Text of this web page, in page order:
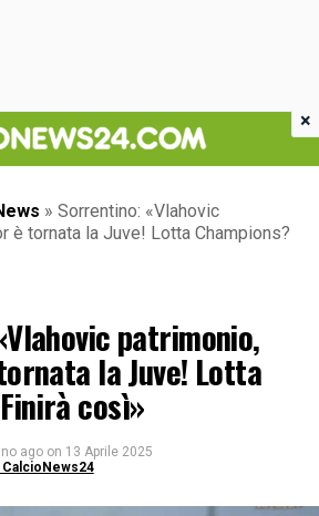
» Sorrentino: «Vlahovic
è tornata la Juve! Lotta Champions?
patrimonio,
la Juve! Lotta
così»
ago on 13 Aprile 2025
×